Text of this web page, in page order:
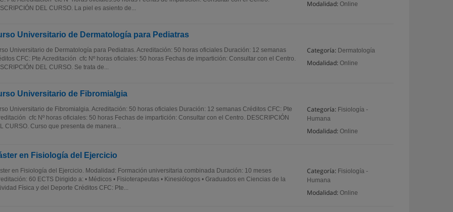
Modalidad: Online
DEL CURSO. La piel es asiento de...
Universitario de Dermatología para Pediatras
Categoría: Dermatología
Modalidad: Online
Universitario de Dermatología para Pediatras. Acreditación: 50 horas oficiales Duración: 12 semanas
CFC: Pte Acreditación cfc Nº horas oficiales: 50 horas Fechas de impartición: Consultar con el Centro.
DEL CURSO. Se trata de...
Universitario de Fibromialgia
Categoría: Fisiología -
Humana
Modalidad: Online
Universitario de Fibromialgia. Acreditación: 50 horas oficiales Duración: 12 semanas Créditos CFC: Pte
cfc Nº horas oficiales: 50 horas Fechas de impartición: Consultar con el Centro. DESCRIPCIÓN
CURSO. Curso que presenta de manera...
en Fisiología del Ejercicio
Categoría: Fisiología -
Humana
Modalidad: Online
en Fisiología del Ejercicio. Modalidad: Formación universitaria combinada Duración: 10 meses
60 ECTS Dirigido a: • Médicos • Fisioterapeutas • Kinesiólogos • Graduados en Ciencias de la
Física y del Deporte Créditos CFC: Pte...